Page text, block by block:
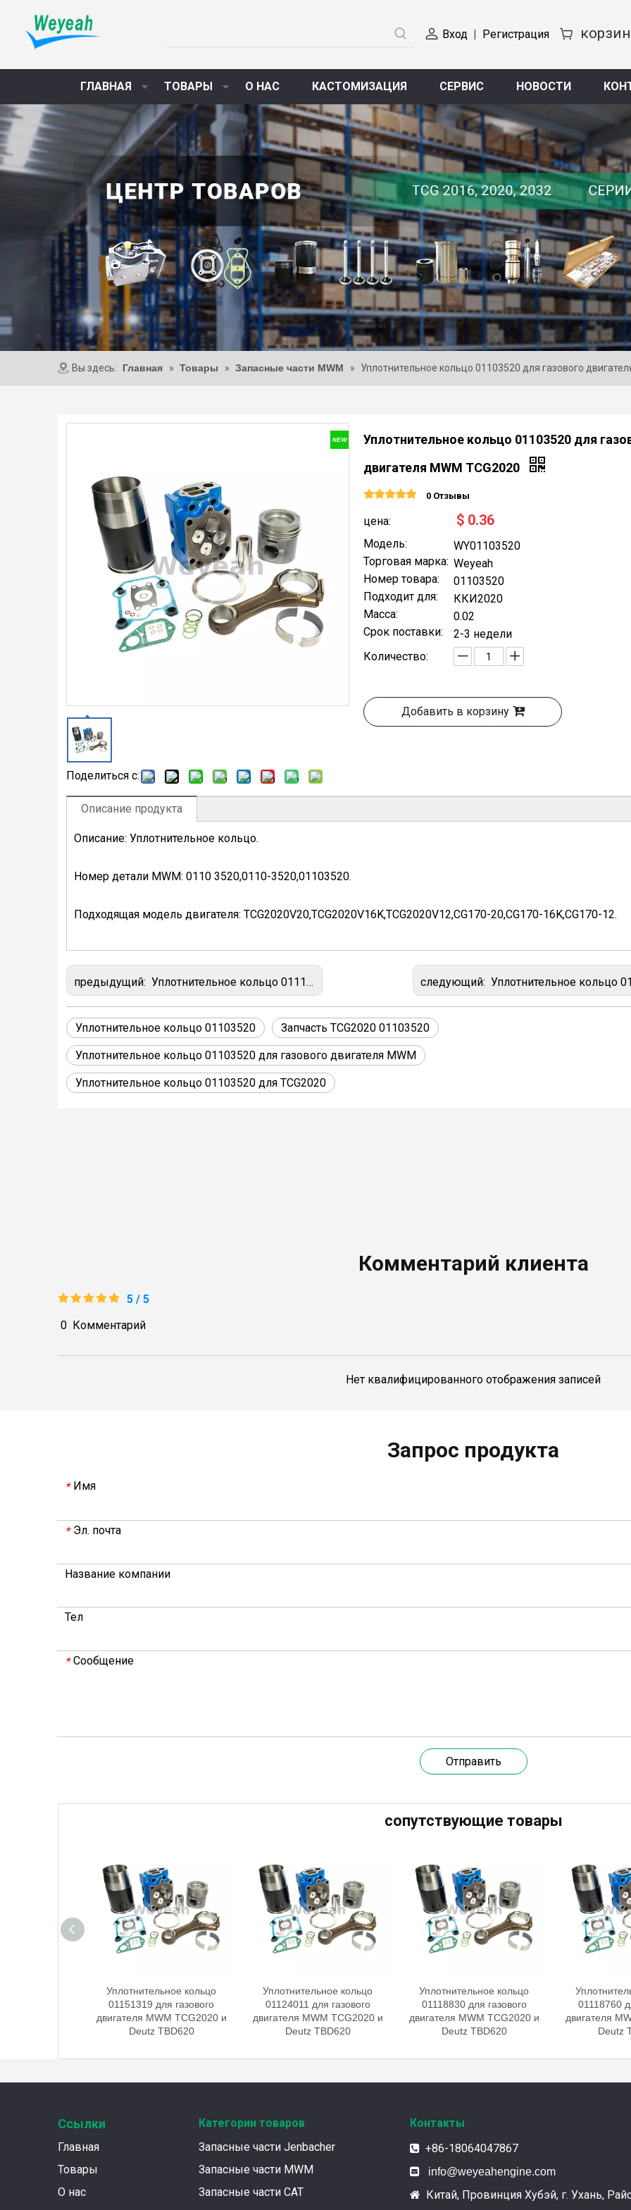
Вход | Регистрация
ГЛАВНАЯ ТОВАРЫ О НАС КАСТОМИЗАЦИЯ СЕРВИС НОВОСТИ
Вы здесь: Главная » Товары » Запасные части MWM » Уплотнительное кольцо 01103520 для газового
Поделиться с:
Уплотнительное кольцо 01103520 для
двигателя MWM TCG2020
0 Отзывы
цена: $ 0.36
Модель:
WY01103520
Торговая марка: Weyeah
Номер товара:
01103520
Подходит для:
ККИ2020
Масса:
0.02
Срок поставки:
2-3 недели
Количество:
Добавить в корзину
Описание продукта
Описание: Уплотнительное кольцо.
Номер детали MWM: 0110 3520,0110-3520,01103520.
Подходящая модель двигателя: TCG2020V20,TCG2020V16K,TCG2020V12,CG170-20,CG170-16K,CG170-12.
предыдущий: Уплотнительное кольцо 01118641 для газового двигателя MWM TCG2020 следующий: Уплотнительное кольцо 01222800 для газового двигателя MWM TCG2020 и
Уплотнительное кольцо 01103520 Запчасть TCG2020 01103520
Уплотнительное кольцо 01103520 для газового двигателя MWM
Уплотнительное кольцо 01103520 для TCG2020
Комментарий клиента
5 / 5
0 Комментарий
Нет квалифицированного отображения записей
Запрос продукта
* Имя
* Эл. почта
Название компании
Тел
* Сообщение
Отправить
сопутствующие товары
Уплотнительное кольцо
01151319 для газового
двигателя MWM TCG2020 и
Deutz TBD620
Уплотнительное кольцо
01124011 для газового
двигателя MWM TCG2020 и
Deutz TBD620
Уплотнительное кольцо
01118830 для газового
двигателя MWM TCG2020 и
Deutz TBD620
01118760
двигателя
Deutz
Ссылки
Главная
Товары
О нас
Категории товаров
Запасные части Jenbacher
Запасные части MWM
Запасные части CAT
Контакты
 +86-18064047867
 info@weyeahengine.com
 Китай, Провинция Хубэй, г. Ухань,